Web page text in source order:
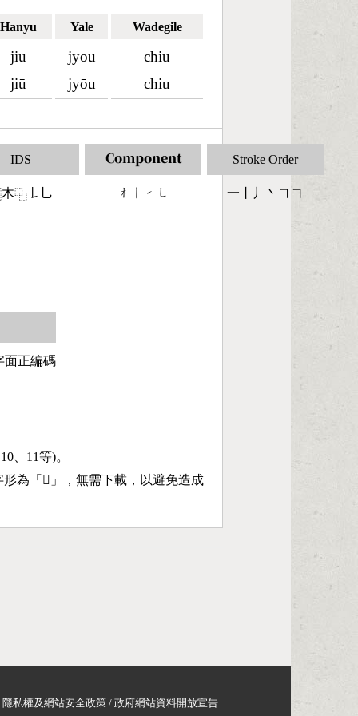
Hanyu Yale Wadegile
jiu
jiū
jyou
jyōu
chiu
chiu
IDS
木⿻ 𠄌乚
Component
󶂸󶀂󶀁󶀈
Stroke Order
一丨丿丶㇕㇕
面正編碼
、11等)。
為「 𣎹 」，無需下載，以避免造成
隱私權及網站安全政策 /政府網站資料開放宣告